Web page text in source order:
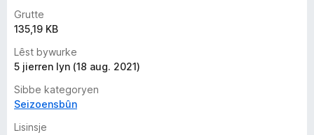
a
r
r
i
g
e
n
Grutte
135,19 KB
Lêst bywurke
5 jierren lyn (18 aug. 2021)
Sibbe kategoryen
Seizoensbûn
Lisinsje